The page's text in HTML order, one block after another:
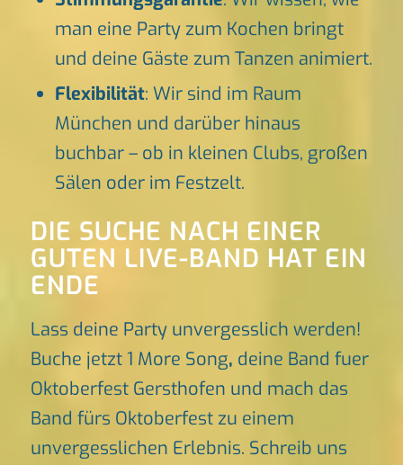
man eine Party zum Kochen bringt
und deine Gäste zum Tanzen animiert.
Flexibilität: Wir sind im Raum
München und darüber hinaus
buchbar – ob in kleinen Clubs, großen
Sälen oder im Festzelt.
DIE SUCHE NACH EINER
GUTEN LIVE-BAND HAT EIN
ENDE
Lass deine Party unvergesslich werden!
Buche jetzt 1 More Song, deine Band fuer
Oktoberfest Gersthofen und mach das
Band fürs Oktoberfest zu einem
unvergesslichen Erlebnis. Schreib uns